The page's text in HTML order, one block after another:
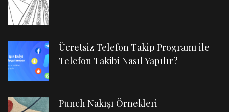
Ücretsiz Telefon Takip Programı ile
Telefon Takibi Nasıl Yapılır?
Punch Nakışı Örnekleri